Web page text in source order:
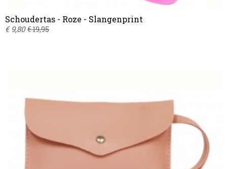
Schoudertas - Roze - Slangenprint
€ 9,80 € 19,95